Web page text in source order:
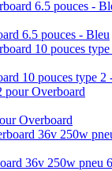
6.5 pouces - Bleu
10 pouces type 2
Overboard
36v 250w pneu